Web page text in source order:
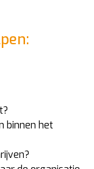
binnen het